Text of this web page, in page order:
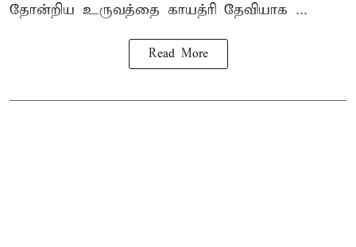
தோன்றிய உருவத்தை காயத்ரி தேவியாக ...
Read More